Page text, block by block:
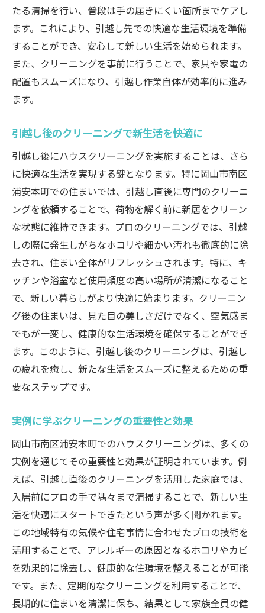
たる清掃を行い、普段は手の届きにくい箇所までケアし
ます。これにより、引越し先での快適な生活環境を準備
することができ、安心して新しい生活を始められます。
また、クリーニングを事前に行うことで、家具や家電の
配置もスムーズになり、引越し作業自体が効率的に進み
ます。
引越し後のクリーニングで新生活を快適に
引越し後にハウスクリーニングを実施することは、さら
に快適な生活を実現する鍵となります。特に岡山市南区
浦安本町での住まいでは、引越し直後に専門のクリーニ
ングを依頼することで、荷物を解く前に新居をクリーン
な状態に維持できます。プロのクリーニングでは、引越
しの際に発生しがちなホコリや細かい汚れも徹底的に除
去され、住まい全体がリフレッシュされます。特に、キ
ッチンや浴室など使用頻度の高い場所が清潔になること
で、新しい暮らしがより快適に始まります。クリーニン
グ後の住まいは、見た目の美しさだけでなく、空気感ま
でもが一変し、健康的な生活環境を確保することができ
ます。このように、引越し後のクリーニングは、引越し
の疲れを癒し、新たな生活をスムーズに整えるための重
要なステップです。
実例に学ぶクリーニングの重要性と効果
岡山市南区浦安本町でのハウスクリーニングは、多くの
実例を通じてその重要性と効果が証明されています。例
えば、引越し直後のクリーニングを活用した家庭では、
入居前にプロの手で隅々まで清掃することで、新しい生
活を快適にスタートできたという声が多く聞かれます。
この地域特有の気候や住宅事情に合わせたプロの技術を
活用することで、アレルギーの原因となるホコリやカビ
を効果的に除去し、健康的な住環境を整えることが可能
です。また、定期的なクリーニングを利用することで、
長期的に住まいを清潔に保ち、結果として家族全員の健